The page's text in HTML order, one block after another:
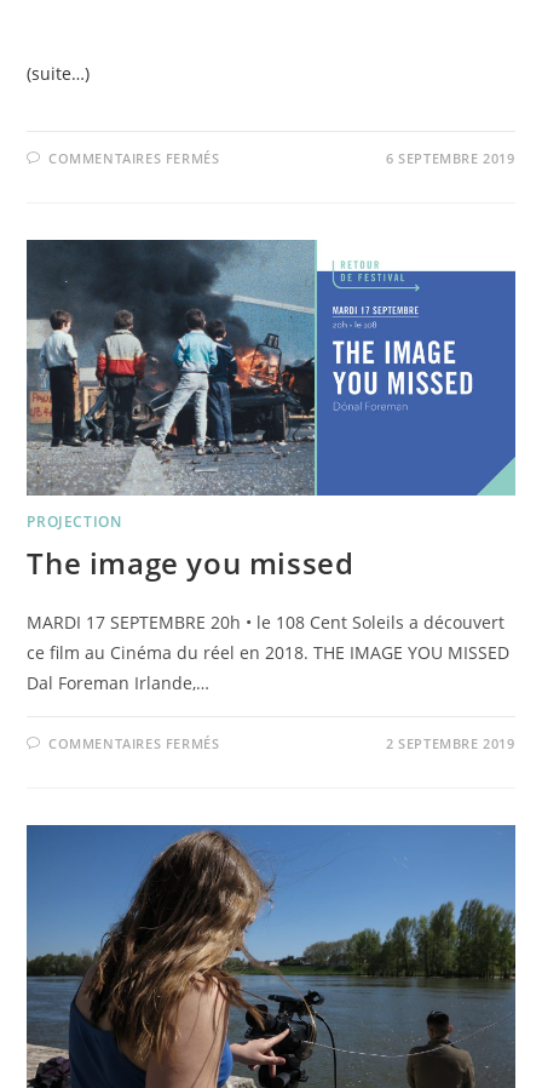
(suite…)
COMMENTAIRES FERMÉSSUR
LA
COLLECTE
!
6 SEPTEMBRE 2019
PROJECTION
The image you missed
MARDI 17 SEPTEMBRE 20h • le 108 Cent Soleils a découvert
ce film au Cinéma du réel en 2018. THE IMAGE YOU MISSED
Dal Foreman Irlande,…
COMMENTAIRES FERMÉSSUR 2 SEPTEMBRE 2019